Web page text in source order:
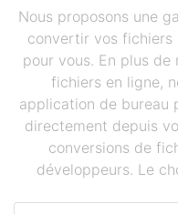
Nous proposons une
convertir vos fichiers
pour vous. En plus
fichiers en ligne,
application de bureau
directement depuis
conversions de
développeurs. Le